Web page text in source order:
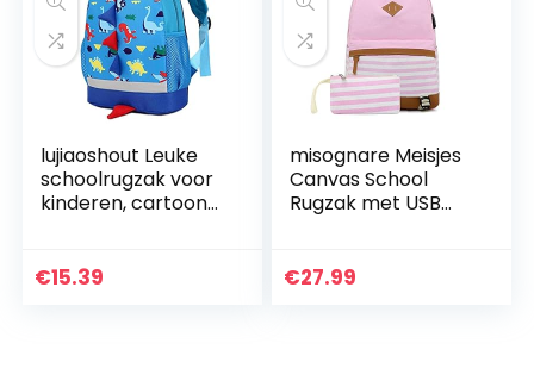
lujiaoshout Leuke
schoolrugzak voor
kinderen, cartoon-
schoolboek, tassen,
€15.39
misognare Meisjes
Canvas School
Rugzak met USB
Rugzak voor Tiener
€27.99